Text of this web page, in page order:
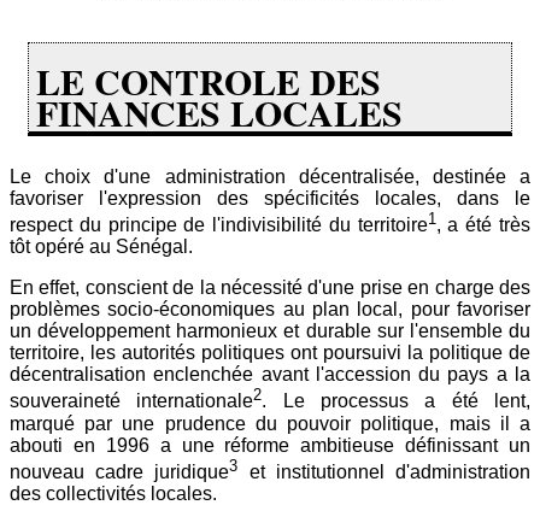
LE CONTROLE DES
FINANCES LOCALES
Le choix d'une administration décentralisée, destinée a
favoriser l'expression des spécificités locales, dans le
respect du principe de l'indivisibilité du territoire1, a été très
tôt opéré au Sénégal.
En effet, conscient de la nécessité d'une prise en charge des
problèmes socio-économiques au plan local, pour favoriser
un développement harmonieux et durable sur l'ensemble du
territoire, les autorités politiques ont poursuivi la politique de
décentralisation enclenchée avant l'accession du pays a la
souveraineté internationale2. Le processus a été lent,
marqué par une prudence du pouvoir politique, mais il a
abouti en 1996 a une réforme ambitieuse définissant un
nouveau cadre juridique3 et institutionnel d'administration
des collectivités locales.